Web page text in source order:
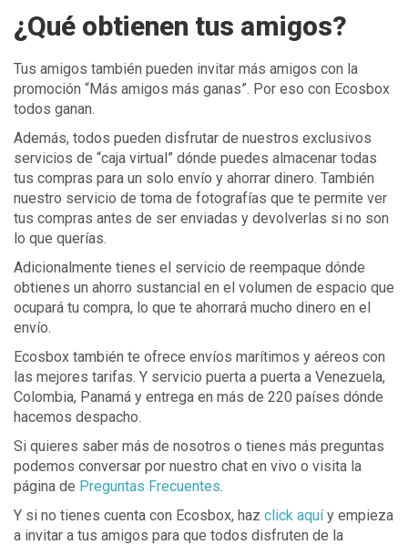
¿Qué obtienen tus amigos?
Tus amigos también pueden invitar más amigos con la
promoción “Más amigos más ganas”. Por eso con Ecosbox
todos ganan.
Además, todos pueden disfrutar de nuestros exclusivos
servicios de “caja virtual” dónde puedes almacenar todas
tus compras para un solo envío y ahorrar dinero. También
nuestro servicio de toma de fotografías que te permite ver
tus compras antes de ser enviadas y devolverlas si no son
lo que querías.
Adicionalmente tienes el servicio de reempaque dónde
obtienes un ahorro sustancial en el volumen de espacio que
ocupará tu compra, lo que te ahorrará mucho dinero en el
envío.
Ecosbox también te ofrece envíos marítimos y aéreos con
las mejores tarifas. Y servicio puerta a puerta a Venezuela,
Colombia, Panamá y entrega en más de 220 países dónde
hacemos despacho.
Si quieres saber más de nosotros o tienes más preguntas
podemos conversar por nuestro chat en vivo o visita la
página de Preguntas Frecuentes.
Y si no tienes cuenta con Ecosbox, haz click aquíy empieza
a invitar a tus amigos para que todos disfruten de la